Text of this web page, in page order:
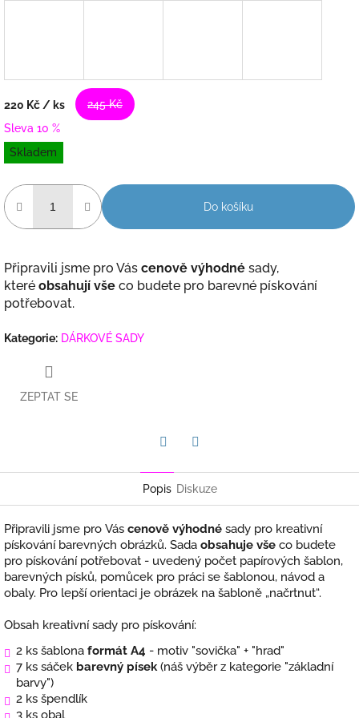
220 Kč / ks
245 Kč
Sleva 10 %
Měrná
cena:
Skladem
Do košíku
Připravili jsme pro Vás cenově výhodné sady,
které obsahují vše co budete pro barevné pískování
potřebovat.
Kategorie: DÁRKOVÉ SADY
ZEPTAT SE
Popis Diskuze
Připravili jsme pro Vás cenově výhodné sady pro kreativní
pískování barevných obrázků. Sada obsahuje vše co budete
pro pískování potřebovat - uvedený počet papírových šablon,
barevných písků, pomůcek pro práci se šablonou, návod a
obaly. Pro lepší orientaci je obrázek na šabloně „načrtnut“.
Obsah kreativní sady pro pískování:
2 ks šablona formát A4 - motiv "sovička" + "hrad"
7 ks sáček barevný písek (náš výběr z kategorie "základní
barvy")
2 ks špendlík
3 ks obal